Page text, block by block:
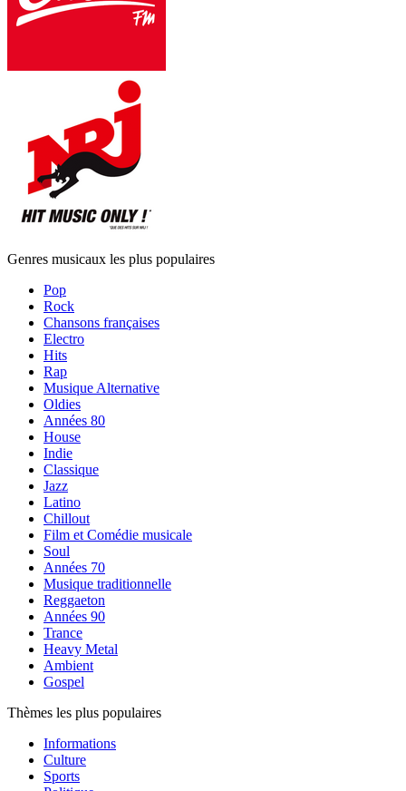
Genres musicaux les plus populaires
Pop
Rock
Chansons françaises
Electro
Hits
Rap
Musique Alternative
Oldies
Années 80
House
Indie
Classique
Jazz
Latino
Chillout
Film et Comédie musicale
Soul
Années 70
Musique traditionnelle
Reggaeton
Années 90
Trance
Heavy Metal
Ambient
Gospel
Thèmes les plus populaires
Informations
Culture
Sports